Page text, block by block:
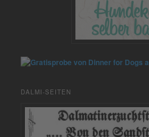
DALMI-SEITEN